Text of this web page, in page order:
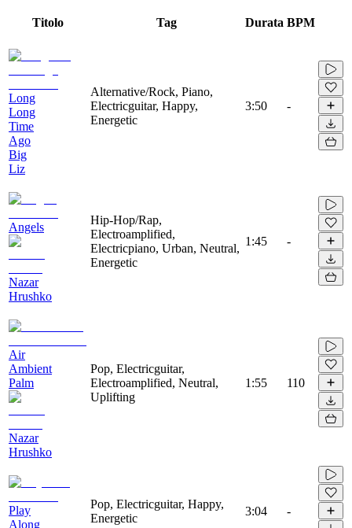
Titolo Tag Durata BPM
Long
Long
Time
Ago
Big
Liz
Alternative/Rock, Piano,
Electricguitar, Happy,
Energetic
3:50 -
Angels
Nazar
Hrushko
Hip-Hop/Rap,
Electroamplified,
Electricpiano, Urban, Neutral,
Energetic
1:45 -
Air
Ambient
Palm
Nazar
Hrushko
Pop, Electricguitar,
Electroamplified, Neutral,
Uplifting
1:55 110
Play
Along
Pop, Electricguitar, Happy,
Energetic
3:04 -